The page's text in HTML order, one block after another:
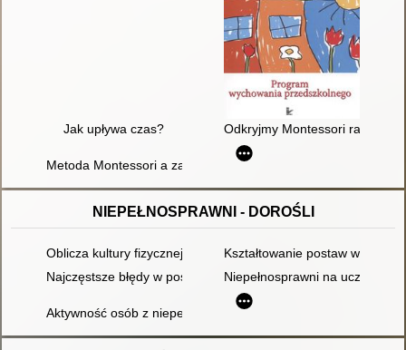
Jak upływa czas? Odkryjmy Montessori raz
Metoda Montessori a zachowania społeczne dzieci
NIEPEŁNOSPRAWNI - DOROŚLI
Oblicza kultury fizycznej studentów z niepełnosprawnościami
Kształtowanie postaw wobec
Najczęstsze błędy w postępowaniu z rodzicami dzieci
Niepełnosprawni na uczelni -
Aktywność osób z niepełnosprawnościami na profilach i forach